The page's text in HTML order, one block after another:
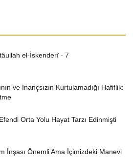
el-İskenderî - 7
ve İnançsızın Kurtulamadığı Hafiflik:
Orta Yolu Hayat Tarzı Edinmişti
İnşası Önemli Ama İçimizdeki Manevi